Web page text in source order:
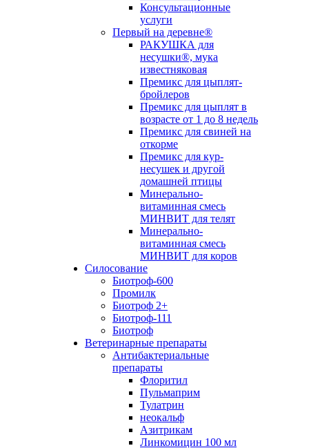
Консультационные
услуги
Первый на деревне®
РАКУШКА для
несушки®, мука
известняковая
Премикс для цыплят-
бройлеров
Премикс для цыплят в
возрасте от 1 до 8 недель
Премикс для свиней на
откорме
Премикс для кур-
несушек и другой
домашней птицы
Минерально-
витаминная смесь
МИНВИТ для телят
Минерально-
витаминная смесь
МИНВИТ для коров
Силосование
Биотроф-600
Промилк
Биотроф 2+
Биотроф-111
Биотроф
Ветеринарные препараты
Антибактериальные
препараты
Флоритил
Пульмаприм
Тулатрин
неокальф
Азитрикам
Линкомицин 100 мл